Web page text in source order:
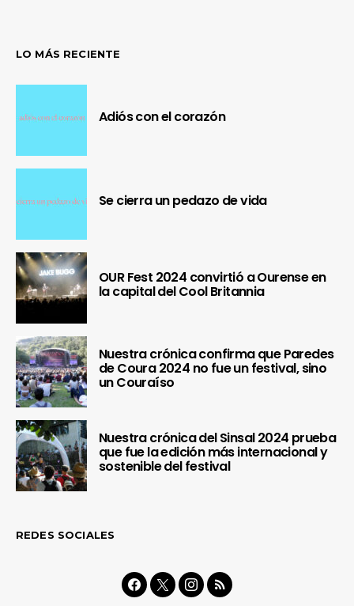
LO MÁS RECIENTE
Adiós con el corazón
Se cierra un pedazo de vida
OUR Fest 2024 convirtió a Ourense en
la capital del Cool Britannia
Nuestra crónica confirma que Paredes
de Coura 2024 no fue un festival, sino
un Couraíso
Nuestra crónica del Sinsal 2024 prueba
que fue la edición más internacional y
sostenible del festival
REDES SOCIALES